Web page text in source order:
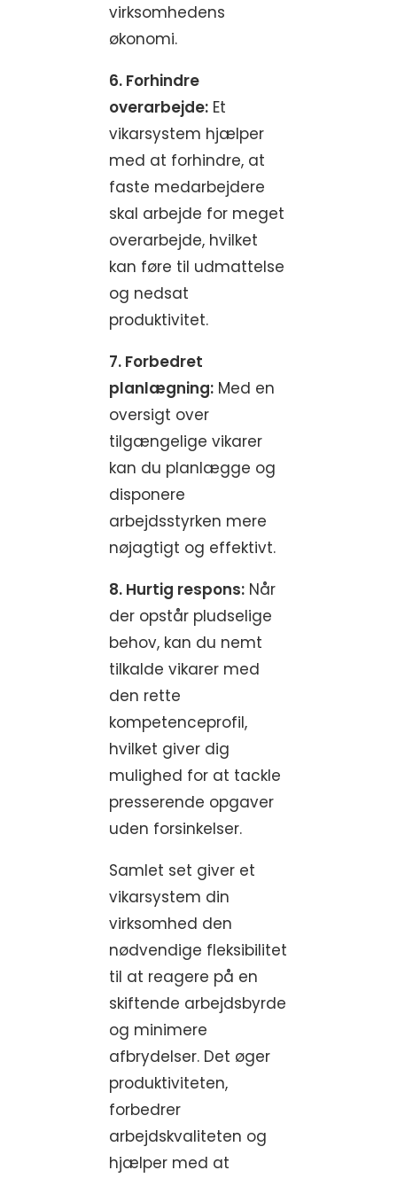
virksomhedens
økonomi.
6. Forhindre
overarbejde: Et
vikarsystem hjælper
med at forhindre, at
faste medarbejdere
skal arbejde for meget
overarbejde, hvilket
kan føre til udmattelse
og nedsat
produktivitet.
7. Forbedret
planlægning: Med en
oversigt over
tilgængelige vikarer
kan du planlægge og
disponere
arbejdsstyrken mere
nøjagtigt og effektivt.
8. Hurtig respons: Når
der opstår pludselige
behov, kan du nemt
tilkalde vikarer med
den rette
kompetenceprofil,
hvilket giver dig
mulighed for at tackle
presserende opgaver
uden forsinkelser.
Samlet set giver et
vikarsystem din
virksomhed den
nødvendige fleksibilitet
til at reagere på en
skiftende arbejdsbyrde
og minimere
afbrydelser. Det øger
produktiviteten,
forbedrer
arbejdskvaliteten og
hjælper med at